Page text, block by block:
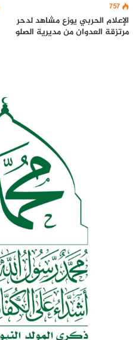
757
الإعلام الحربي يوزع مشاهد لدحر
مرتزقة العدوان من مديرية الصلو